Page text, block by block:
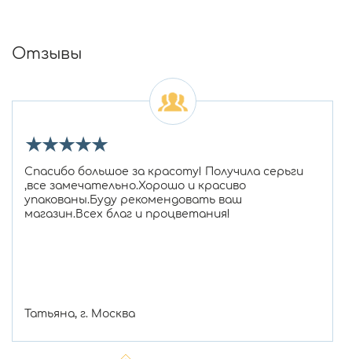
Отзывы
★★★★★
Спасибо большое за красоту! Получила серьги
,все замечательно.Хорошо и красиво
упакованы.Буду рекомендовать ваш
магазин.Всех благ и процветания!
Татьяна, г. Москва